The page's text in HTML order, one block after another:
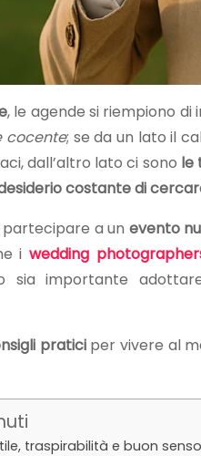
, le agende si riempiono
cocente; se da un lato il
dall’altro lato ci sono le
costante di
a un evento
iwedding
sia importante
praticiper vivere al
traspirabilità e buon senso